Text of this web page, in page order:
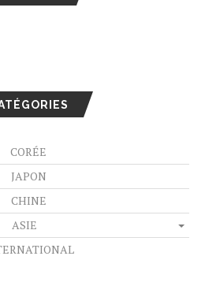
CORÉE
JAPON
CHINE
ASIE